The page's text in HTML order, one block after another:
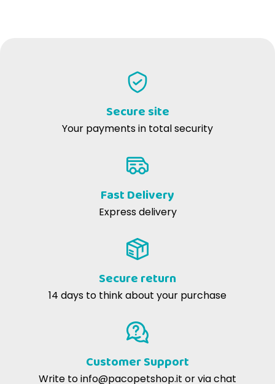
E' molto duro, avevo quasi paura per i denti, ma il mio cane ne è
È stato molto spprezzato, ci hanno fedicato molto tempo
Secure site
Your payments in total security
Fast Delivery
Express delivery
Secure return
14 days to think about your purchase
Customer Support
Write toinfo@pacopetshop.it or via chat